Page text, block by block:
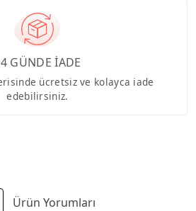
GÜNDE İADE
ücretsiz ve kolayca iade
edebilirsiniz.
Ürün Yorumları